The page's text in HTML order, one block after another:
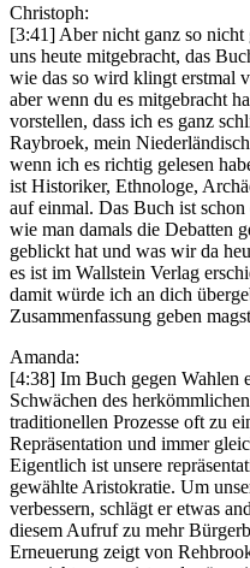
Christoph:
[3:41] Aber nicht ganz so nicht
uns heute mitgebracht, das
wie das so wird klingt erstmal
aber wenn du es mitgebracht
vorstellen, dass ich es ganz
Raybroek, mein
wenn ich es richtig gelesen
ist Historiker, Ethnologe,
auf einmal. Das Buch ist
wie man damals die Debatten
geblickt hat und was wir da
es ist im Wallstein Verlag
damit würde ich an dich
Zusammenfassung geben
Amanda:
[4:38] Im Buch gegen Wahlen
Schwächen des
traditionellen Prozesse oft zu
Repräsentation und immer
Eigentlich ist unsere
gewählte Aristokratie. Um
verbessern, schlägt er etwas
diesem Aufruf zu mehr
Erneuerung zeigt von